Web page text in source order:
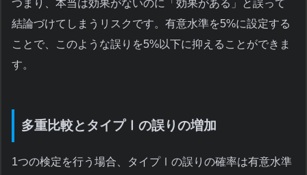
つまり、本当は効果がないのに「効果がある」と誤って
結論づけてしまうリスクです。有意水準を5%に設定する
ことで、このような誤りを5%以下に抑えることができま
す。
多重比較とタイプⅠの誤りの増加
1つの検定を行う場合、タイプⅠの誤りの確率は有意水準